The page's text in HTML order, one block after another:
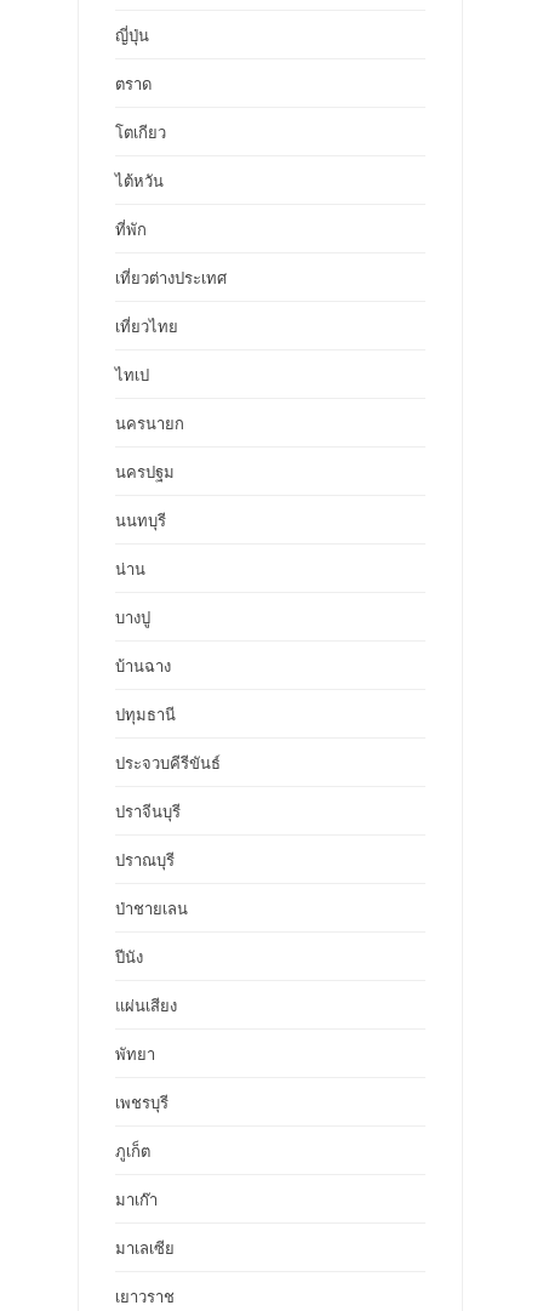
ญี่ปุ่น
ตราด
โตเกียว
ไต้หวัน
ที่พัก
เที่ยวต่างประเทศ
เที่ยวไทย
ไทเป
นครนายก
นครปฐม
นนทบุรี
น่าน
บางปู
บ้านฉาง
ปทุมธานี
ประจวบคีรีขันธ์
ปราจีนบุรี
ปราณบุรี
ป่าชายเลน
ปีนัง
แผ่นเสียง
พัทยา
เพชรบุรี
ภูเก็ต
มาเก๊า
มาเลเซีย
เยาวราช